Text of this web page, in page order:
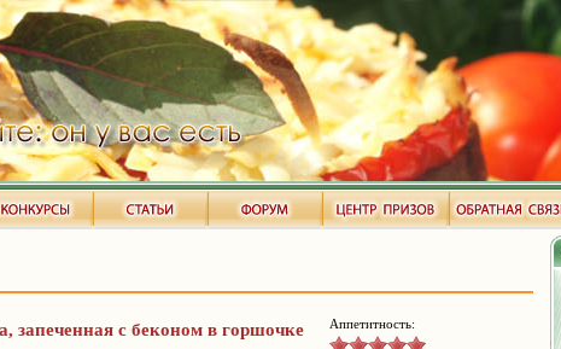
запеченная с беконом в горшочке Аппетитность: